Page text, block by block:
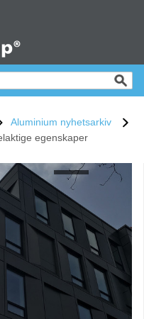
Aluminium nyhetsarkiv
egenskaper